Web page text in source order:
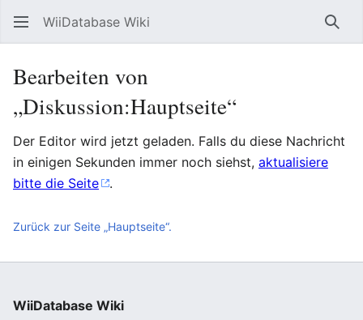
WiiDatabase Wiki
Bearbeiten von
„Diskussion:Hauptseite“
Der Editor wird jetzt geladen. Falls du diese Nachricht
in einigen Sekunden immer noch siehst, aktualisiere
bitte die Seite
.
Zurück zur Seite „Hauptseite“.
WiiDatabase Wiki